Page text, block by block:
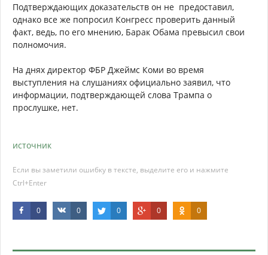
Подтверждающих доказательств он не предоставил,
однако все же попросил Конгресс проверить данный
факт, ведь, по его мнению, Барак Обама превысил свои
полномочия.
На днях директор ФБР Джеймс Коми во время
выступления на слушаниях официально заявил, что
информации, подтверждающей слова Трампа о
прослушке, нет.
источник
Если вы заметили ошибку в тексте, выделите его и нажмите
Ctrl+Enter
0 0 0 0 0